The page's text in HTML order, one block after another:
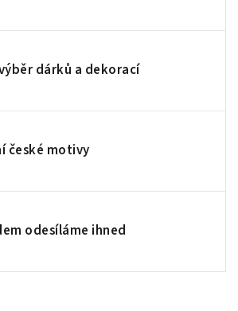
dárků a dekorací
české motivy
odesíláme ihned